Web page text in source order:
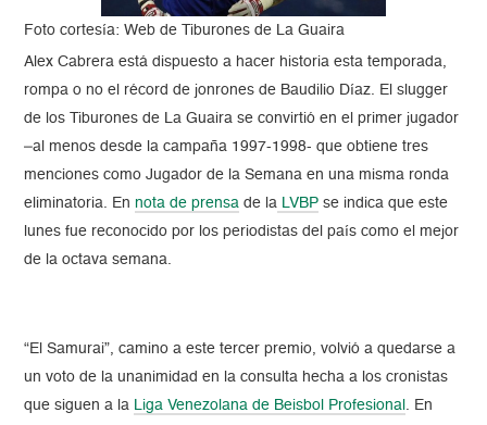
Foto cortesía: Web de Tiburones de La Guaira
Alex Cabrera está dispuesto a hacer historia esta temporada,
rompa o no el récord de jonrones de Baudilio Díaz. El slugger
de los Tiburones de La Guaira se convirtió en el primer jugador
–al menos desde la campaña 1997-1998- que obtiene tres
menciones como Jugador de la Semana en una misma ronda
eliminatoria. Ennota de prensa de la LVBP se indica que este
lunes fue reconocido por los periodistas del país como el mejor
de la octava semana.
“El Samurai”, camino a este tercer premio, volvió a quedarse a
un voto de la unanimidad en la consulta hecha a los cronistas
que siguen a la Liga Venezolana de Beisbol Profesional . En